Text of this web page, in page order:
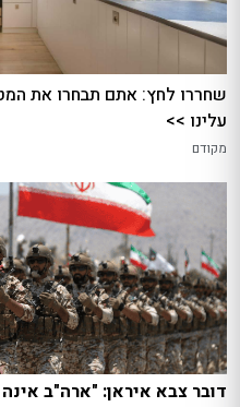
שחררו לחץ: אתם תבחרו את
עלינו >>
מקודם
דובר צבא איראן: "ארה"ב